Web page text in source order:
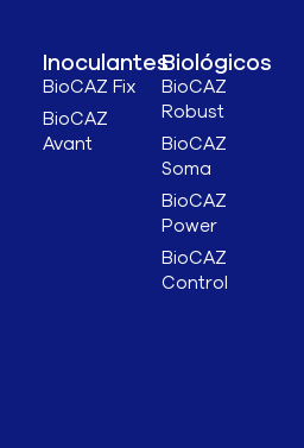
Inoculantes
BioCAZ Fix
BioCAZ
Avant
Biológicos
BioCAZ
Robust
BioCAZ
Soma
BioCAZ
Power
BioCAZ
Control